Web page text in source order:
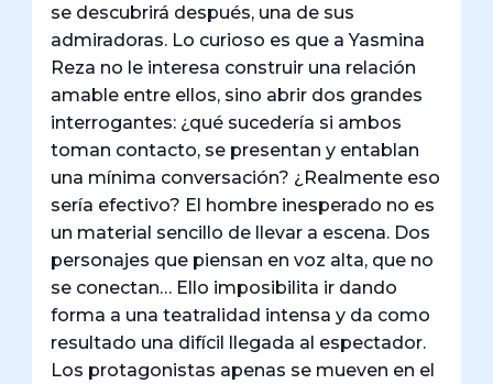
se descubrirá después, una de sus
admiradoras. Lo curioso es que a Yasmina
Reza no le interesa construir una relación
amable entre ellos, sino abrir dos grandes
interrogantes: ¿qué sucedería si ambos
toman contacto, se presentan y entablan
una mínima conversación? ¿Realmente eso
sería efectivo? El hombre inesperado no es
un material sencillo de llevar a escena. Dos
personajes que piensan en voz alta, que no
se conectan… Ello imposibilita ir dando
forma a una teatralidad intensa y da como
resultado una difícil llegada al espectador.
Los protagonistas apenas se mueven en el